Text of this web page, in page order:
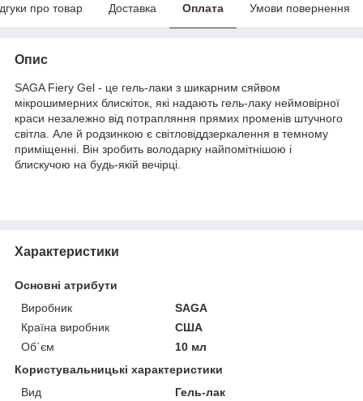
про товар Доставка Оплата Умови повернення
Опис
SAGA Fiery Gel - це гель-лаки з шикарним сяйвом
мікрошимерних блискіток, які надають гель-лаку неймовірної
краси незалежно від потрапляння прямих променів штучного
світла. Але й родзинкою є світловіддзеркалення в темному
приміщенні. Він зробить володарку найпомітнішою і
блискучою на будь-якій вечірці.
Характеристики
Основні атрибути
Виробник
SAGA
Країна виробник
США
Об`єм
10 мл
Користувальницькі характеристики
Вид
Гель-лак